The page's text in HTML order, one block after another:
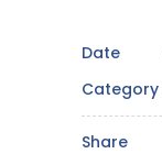
Date
Category
Share